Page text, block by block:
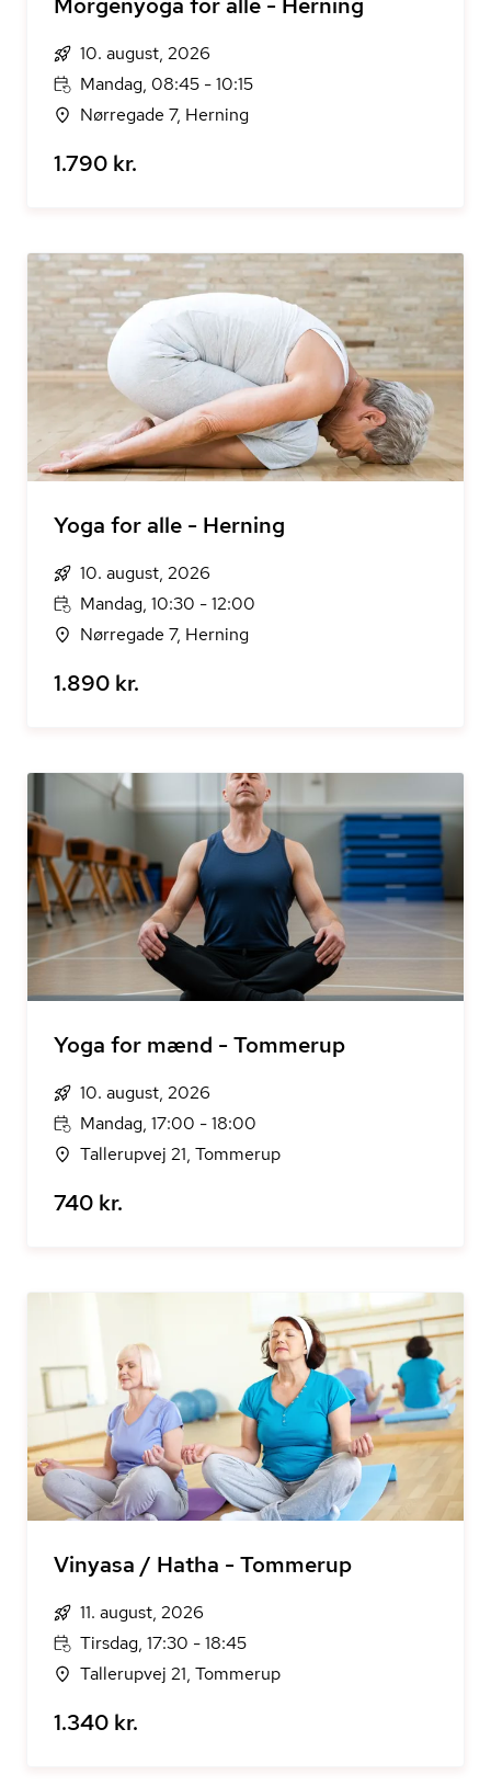
10. august, 2026
Mandag, 08:45 - 10:15
Nørregade 7, Herning
1.790 kr.
Yoga for alle - Herning
10. august, 2026
Mandag, 10:30 - 12:00
Nørregade 7, Herning
1.890 kr.
Yoga for mænd - Tommerup
10. august, 2026
Mandag, 17:00 - 18:00
Tallerupvej 21, Tommerup
740 kr.
Vinyasa / Hatha - Tommerup
11. august, 2026
Tirsdag, 17:30 - 18:45
Tallerupvej 21, Tommerup
1.340 kr.